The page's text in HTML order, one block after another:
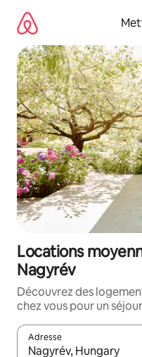
directement
contenu
Locations
Nagyrév
Découvrez des
chez vous pour un
Adresse
Lorsque les résultats